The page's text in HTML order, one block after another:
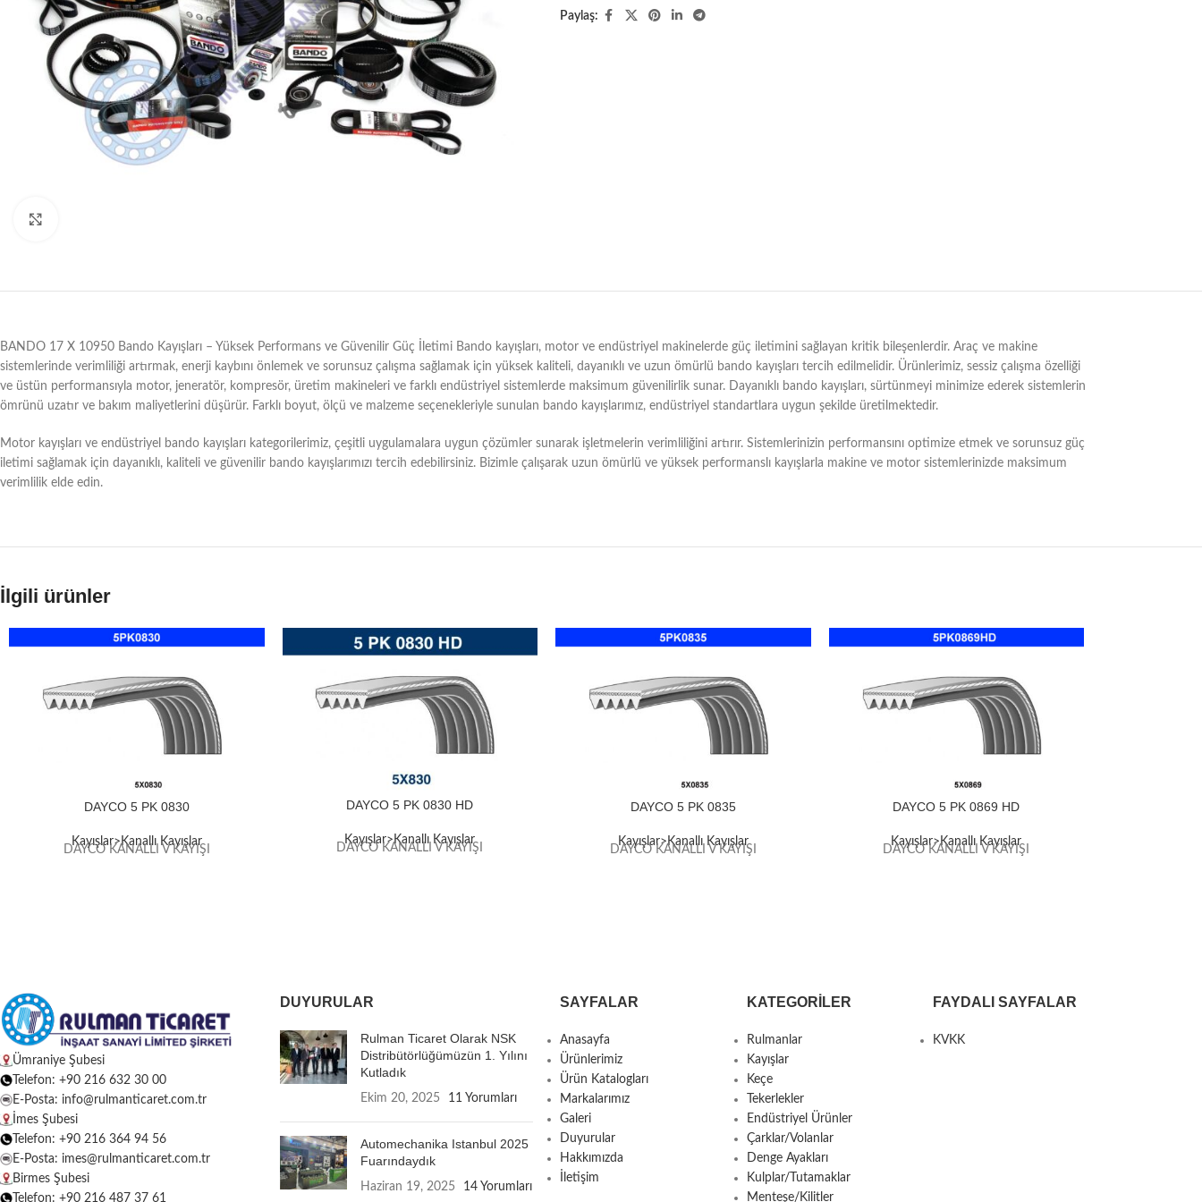
Paylaş:
BANDO 17 X 10950 Bando Kayışları – Yüksek Performans ve Güvenilir Güç İletimi Bando kayışları, motor ve endüstriyel makinelerde güç iletimini sağlayan kritik bileşenlerdir. Araç ve makine
sistemlerinde verimliliği artırmak, enerji kaybını önlemek ve sorunsuz çalışma sağlamak için yüksek kaliteli, dayanıklı ve uzun ömürlü bando kayışları tercih edilmelidir. Ürünlerimiz, sessiz çalışma özelliği
ve üstün performansıyla motor, jeneratör, kompresör, üretim makineleri ve farklı endüstriyel sistemlerde maksimum güvenilirlik sunar. Dayanıklı bando kayışları, sürtünmeyi minimize ederek sistemlerin
ömrünü uzatır ve bakım maliyetlerini düşürür. Farklı boyut, ölçü ve malzeme seçenekleriyle sunulan bando kayışlarımız, endüstriyel standartlara uygun şekilde üretilmektedir.
Motor kayışları ve endüstriyel bando kayışları kategorilerimiz, çeşitli uygulamalara uygun çözümler sunarak işletmelerin verimliliğini artırır. Sistemlerinizin performansını optimize etmek ve sorunsuz güç
iletimi sağlamak için dayanıklı, kaliteli ve güvenilir bando kayışlarımızı tercih edebilirsiniz. Bizimle çalışarak uzun ömürlü ve yüksek performanslı kayışlarla makine ve motor sistemlerinizde maksimum
verimlilik elde edin.
İlgili ürünler
DAYCO 5 PK 0830
Kayışlar>Kanallı Kayışlar
DAYCO KANALLI V KAYIŞI
DAYCO 5 PK 0830 HD
Kayışlar>Kanallı Kayışlar
DAYCO KANALLI V KAYIŞI
DAYCO 5 PK 0835
Kayışlar>Kanallı Kayışlar
DAYCO KANALLI V KAYIŞI
DAYCO 5 PK 0869 HD
Kayışlar>Kanallı Kayışlar
DAYCO KANALLI V KAYIŞI
Ümraniye Şubesi
Telefon: +90 216 632 30 00
E-Posta: info@rulmanticaret.com.tr
İmes Şubesi
Telefon: +90 216 364 94 56
E-Posta: imes@rulmanticaret.com.tr
Birmes Şubesi
Telefon: +90 216 487 37 61
DUYURULAR
Rulman Ticaret Olarak NSK
Distribütörlüğümüzün 1. Yılını
Kutladık
Ekim 20, 2025 11 Yorumları
Automechanika Istanbul 2025
Fuarındaydık
Haziran 19, 2025 14 Yorumları
SAYFALAR
Anasayfa
Ürünlerimiz
Ürün Katalogları
Markalarımız
Galeri
Duyurular
Hakkımızda
İletişim
KATEGORILER
Rulmanlar
Kayışlar
Keçe
Tekerlekler
Endüstriyel Ürünler
Çarklar/Volanlar
Denge Ayakları
Kulplar/Tutamaklar
Menteşe/Kilitler
FAYDALI SAYFALAR
KVKK